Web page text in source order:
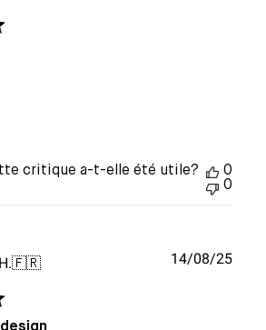
critique a-t-elle été utile?
0
0
🇫🇷
Date
14/08/25